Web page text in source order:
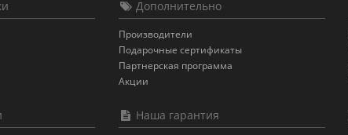
Дополнительно
Производители
Подарочные сертификаты
Партнерская программа
Акции
Наша гарантия